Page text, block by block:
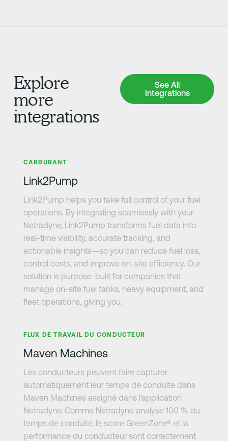
Explore
more
integrations
See All
Integrations
See All Integrations
CARBURANT
Link2Pump
Link2Pump helps you take full control of your fuel
operations. By integrating seamlessly with your
Netradyne, Link2Pump transforms fuel data into
real-time visibility, accurate tracking, and
actionable insights—so you can reduce fuel loss,
control costs, and improve on-site efficiency. Our
solution is purpose-built for companies that
manage on-site fuel tanks, heavy equipment, and
fleet operations, giving you:
FLUX DE TRAVAIL DU CONDUCTEUR
Maven Machines
Les conducteurs peuvent faire capturer
automatiquement leur temps de conduite dans
Maven Machines assigné dans l'application
Netradyne. Comme Netradyne analyse 100 % du
temps de conduite, le score GreenZone® et la
performance du conducteur sont correctement